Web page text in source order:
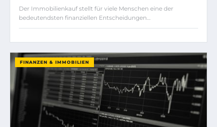
Der Immobilienkauf stellt für viele Menschen eine der
bedeutendsten finanziellen Entscheidungen…
FINANZEN & IMMOBILIEN